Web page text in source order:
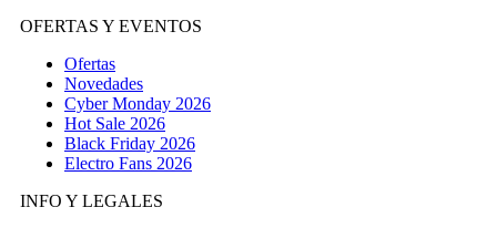
OFERTAS Y EVENTOS
Ofertas
Novedades
Cyber Monday 2026
Hot Sale 2026
Black Friday 2026
Electro Fans 2026
INFO Y LEGALES